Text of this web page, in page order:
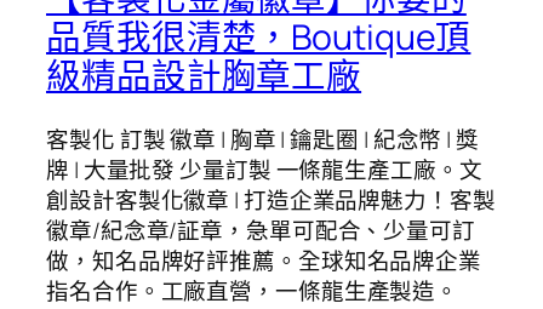
品質我很清楚，Boutique頂
級精品設計胸章工廠
客製化 訂製 徽章 | 胸章 | 鑰匙圈 | 紀念幣 | 獎
牌 | 大量批發 少量訂製 一條龍生產工廠。文
創設計客製化徽章 | 打造企業品牌魅力！客製
徽章/紀念章/証章，急單可配合、少量可訂
做，知名品牌好評推薦。全球知名品牌企業
指名合作。工廠直營，一條龍生產製造。